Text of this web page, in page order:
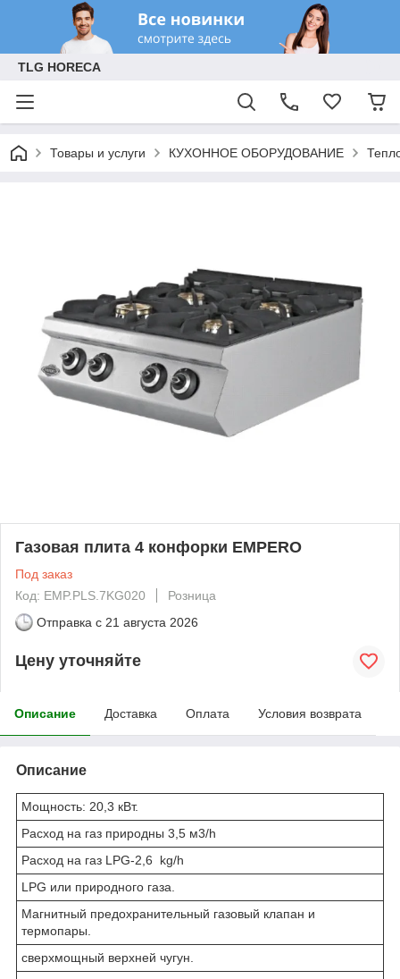
TLG HORECA
Товары и услуги КУХОННОЕ ОБОРУДОВАНИЕ
Газовая плита 4 конфорки EMPERO
Под заказ
Код: EMP.PLS.7KG020
Розница
Отправка с 21 августа 2026
Цену уточняйте
Описание Доставка Оплата Условия возврата
Описание
Мощность: 20,3 кВт.
Расход на газ природны 3,5 м3/h
Расход на газ LPG-2,6 kg/h
LPG или природного газа.
Магнитный предохранительный газовый клапан и
термопары.
сверхмощный верхней чугун.